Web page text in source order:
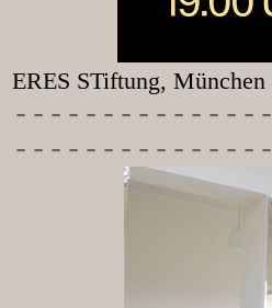
ERES STiftung, München
-----------